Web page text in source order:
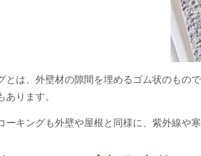
とは、外壁材の隙間を埋めるゴム状のもの
あります。
ーキングも外壁や屋根と同様に、紫外線や